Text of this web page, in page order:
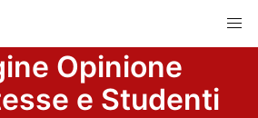
Opinione
e Studenti